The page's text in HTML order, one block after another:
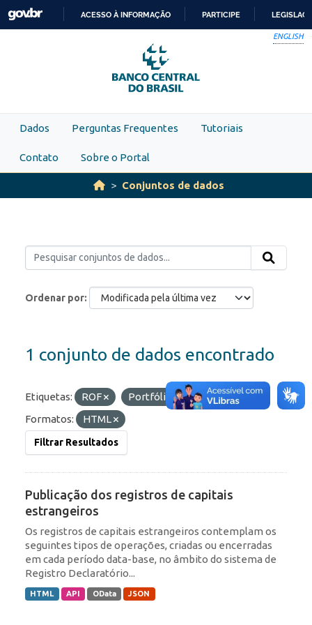
Skip to main content
PARA
O
CONTEÚDO
ACESSO À INFORMAÇÃO PARTICIPE
ENGLISH
Dados Perguntas Frequentes Tutoriais
Contato Sobre o Portal
Conjuntos de dados
Ordenar por
1 conjunto de dados encontrado
Etiquetas: ROF Portfólio
RDE
Formatos:
HTML
Filtrar Resultados
Publicação dos registros de capitais
estrangeiros
Os registros de capitais estrangeiros contemplam os
seguintes tipos de operações, criadas ou encerradas
em cada período data-base, no âmbito do sistema de
Registro Declaratório...
HTML API OData JSON